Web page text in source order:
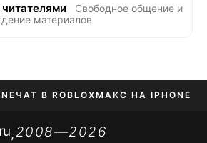
Свободное общение и
материалов
ЧАТ В ROBLOXМАКС НА IPHONE
ОНЛАЙН TIKTOK НА IPHONE
,2008—2026